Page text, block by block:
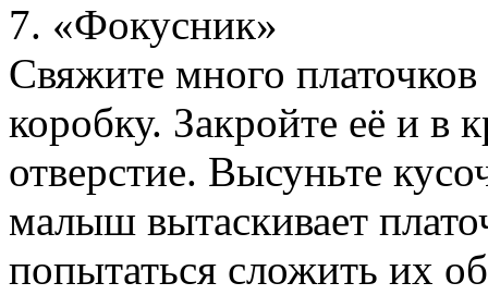
7. «Фокусник»
Свяжите много
коробку. Закройте её и в
отверстие. Высуньте
малыш вытаскивает
попытаться сложить их